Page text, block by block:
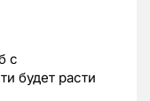
с
будет расти